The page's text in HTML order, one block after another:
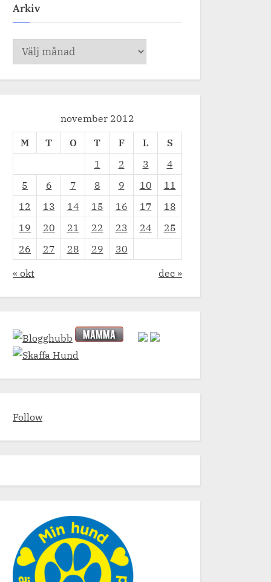
Arkiv
Arkiv
november 2012
M
T O T F L
S
1
2 3
4
5
6 7 8 9 10
11
12
13 14 15 16 17
18
19
20 21 22 23 24
25
26
27 28 29
30
« okt
dec »
Follow